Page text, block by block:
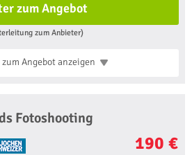
zum Angebot
zum Anbieter)
Angebotanzeigen
Fotoshooting
190 €